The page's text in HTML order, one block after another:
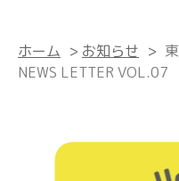
ホーム > お知らせ >
NEWS LETTER VOL.07